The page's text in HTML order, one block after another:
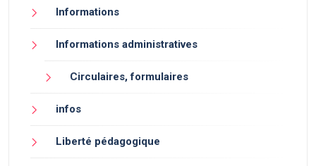
Informations
Informations administratives
Circulaires, formulaires
infos
Liberté pédagogique